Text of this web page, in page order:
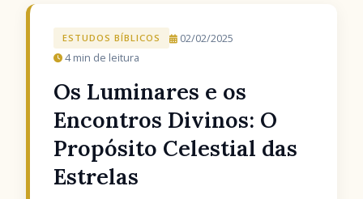
ESTUDOS BÍBLICOS
02/02/2025
4 min de leitura
Os Luminares e os
Encontros Divinos: O
Propósito Celestial das
Estrelas